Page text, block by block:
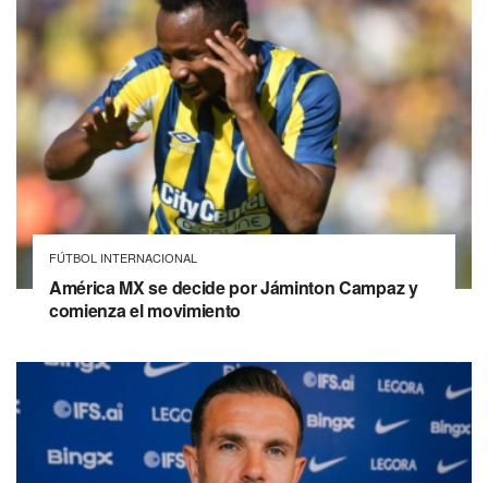
FÚTBOL INTERNACIONAL
América MX se decide por Jáminton Campaz y
comienza el movimiento